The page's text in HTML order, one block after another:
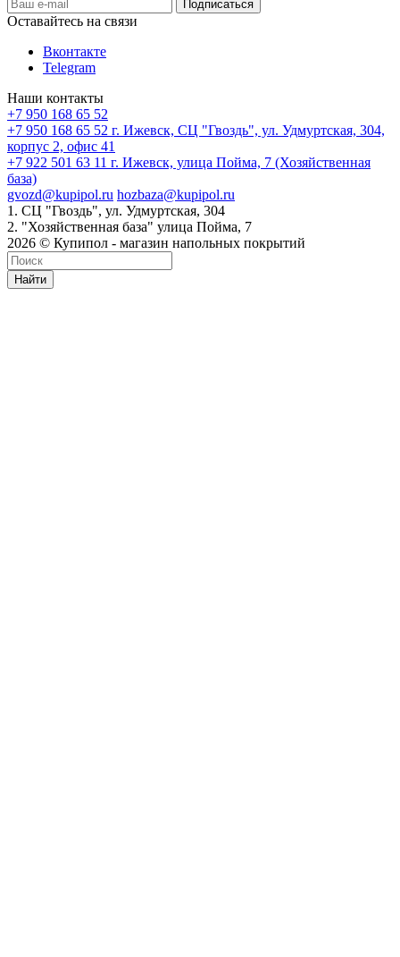
Оставайтесь на связи
Вконтакте
Telegram
Наши контакты
+7 950 168 65 52
+7 950 168 65 52 г. Ижевск, СЦ "Гвоздь", ул. Удмуртская, 304,
корпус 2, офис 41
+7 922 501 63 11 г. Ижевск, улица Пойма, 7 (Хозяйственная
база)
gvozd@kupipol.ru hozbaza@kupipol.ru
1. СЦ "Гвоздь", ул. Удмуртская, 304
2. "Хозяйственная база" улица Пойма, 7
2026 © Купипол - магазин напольных покрытий
Найти